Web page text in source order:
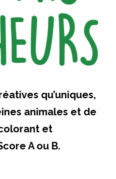
qu’uniques,
animales et de
et
A ou B.